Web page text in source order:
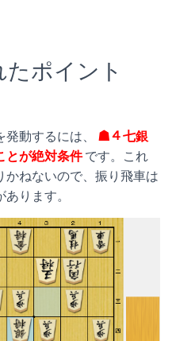
ポイント
動するには、
☗４七銀
が絶対条件 です。これ
かねないので、振り飛車は
ります。